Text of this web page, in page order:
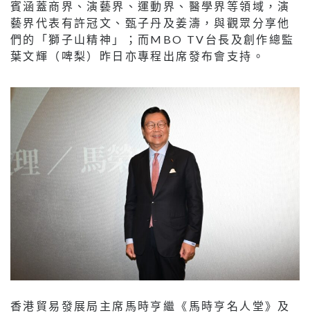
賓涵蓋商界、演藝界、運動界、醫學界等領域，演
藝界代表有許冠文、甄子丹及姜濤，與觀眾分享他
們的「獅子山精神」；而MBO TV台長及創作總監
葉文輝（啤梨）昨日亦專程出席發布會支持。
香港貿易發展局主席馬時亨繼《馬時亨名人堂》及